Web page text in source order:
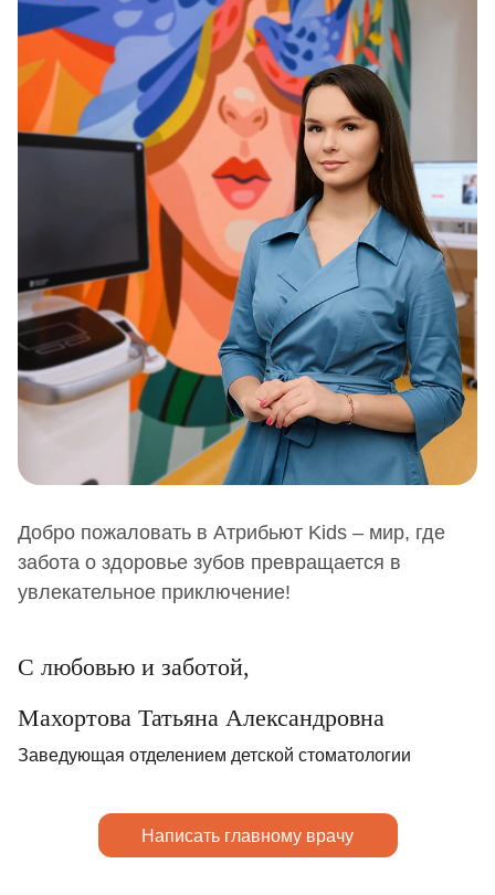
Добро пожаловать в Атрибьют Kids – мир, где
забота о здоровье зубов превращается в
увлекательное приключение!
С любовью и заботой,
Махортова Татьяна Александровна
Заведующая отделением детской стоматологии
Написать главному врачу